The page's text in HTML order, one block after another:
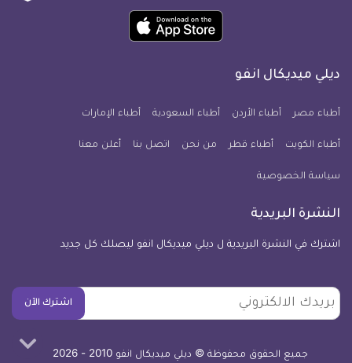
فيسبوكتويتر
ميديكال
يوتيوب
ميديكال
انفو
ميديكال
انفو
ميديكال
انفو
حمل
تطبيق
معلومة
للآيفون
ديلي ميديكال انفو
أطباء مصر أطباء الأردن أطباء السعودية أطباء الإمارات
أطباء الكويت أطباء قطر من نحن اتصل بنا أعلن معنا
سياسة الخصوصية
النشرة البريدية
اشترك في النشرة البريدية ل ديلي ميديكال انفو ليصلك كل جديد
بريدك
الالكتروني
اشترك الآن
جميع الحقوق محفوظة © ديلي ميديكال انفو 2010 - 2026